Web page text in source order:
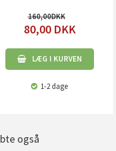
160,00
80,00 DKK
LÆG I KURVEN
1-2 dage
også